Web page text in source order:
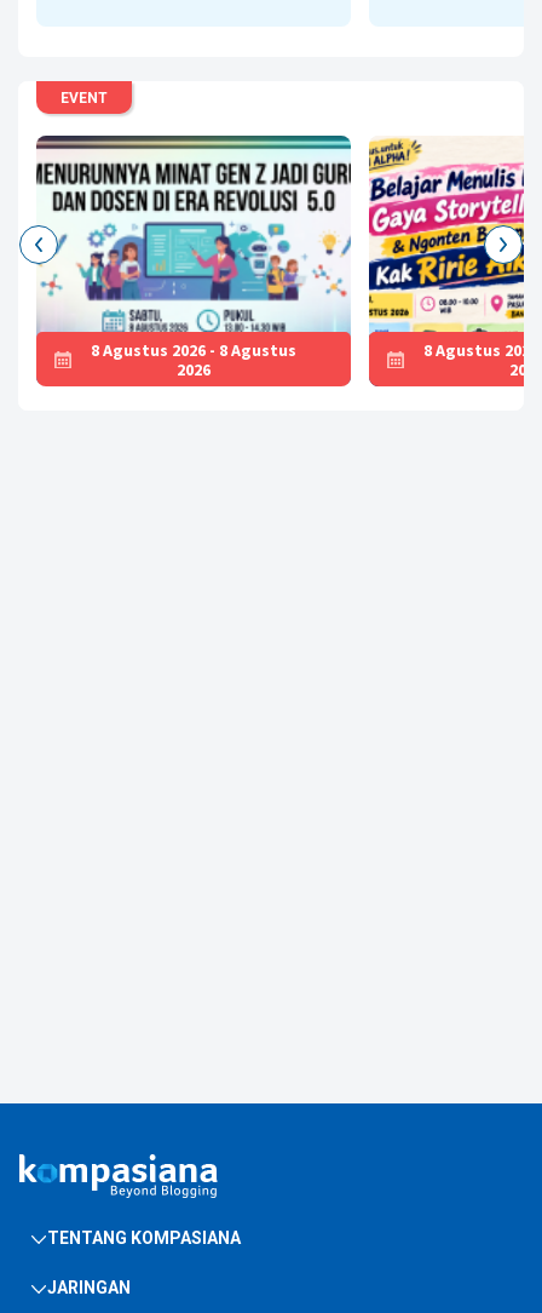
EVENT
8 Agustus 2026 - 8 Agustus
2026
8 Agustus
2026
TENTANG KOMPASIANA
JARINGAN